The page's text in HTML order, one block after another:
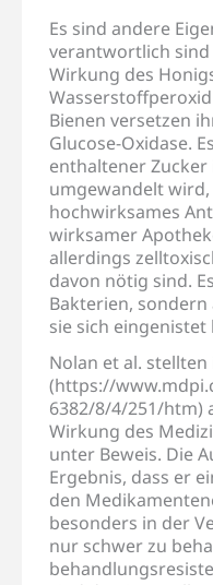
Es sind andere
verantwortlich
Wirkung des
Bienen versetzen
Glucose-Oxidase.
enthaltener
umgewandelt
hochwirksames
wirksamer
allerdings
davon nötig sind.
Bakterien, sondern
sie sich eingenistet
Nolan et al.
(https://
6382/8/4/251/htm)
Wirkung des
unter Beweis. Die
Ergebnis, dass er
den
besonders in der
nur schwer zu